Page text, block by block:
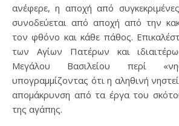
ανέφερε, η αποχή από
συνοδεύεται από αποχή από την
τον φθόνο και κάθε πάθος.
των Αγίων Πατέρων και
Μεγάλου Βασιλείου περί
υπογραμμίζοντας ότι η αληθινή
απομάκρυνση από τα έργα του
της αγάπης.